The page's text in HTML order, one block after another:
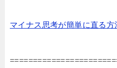
b
o
a
マイナス思考が簡単に直る方